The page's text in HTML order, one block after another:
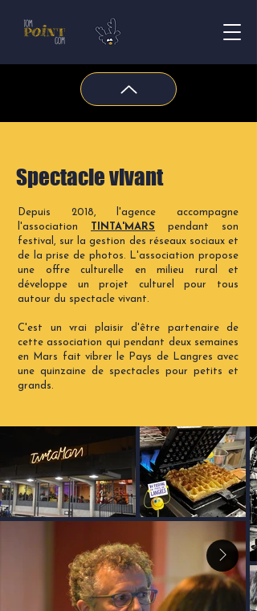
Spectacle vivant
Depuis 2018, l'agence accompagne
l'association TINTA'MARS pendant son
festival, sur la gestion des réseaux sociaux et
de la prise de photos. L'association propose
une offre culturelle en milieu rural et
développe un projet culturel pour tous
autour du spectacle vivant.
C'est un vrai plaisir d'être partenaire de
cette association qui pendant deux semaines
en Mars fait vibrer le Pays de Langres avec
une quinzaine de spectacles pour petits et
grands.